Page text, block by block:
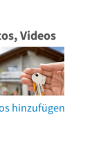
Videos
hinzufügen